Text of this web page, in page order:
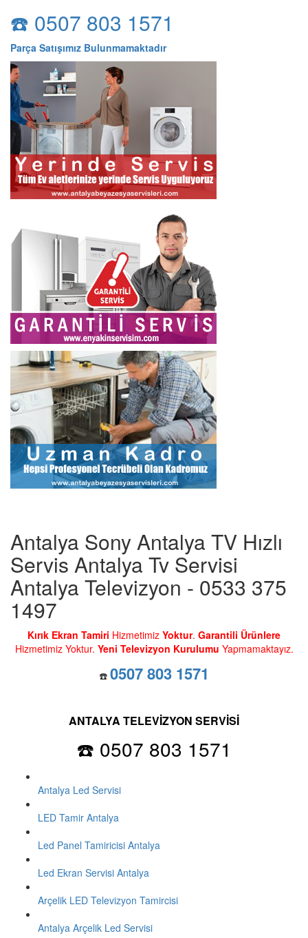
☎️ 0507 803 1571
Parça Satışımız Bulunmamaktadır
Antalya Sony Antalya TV Hızlı
Servis Antalya Tv Servisi
Antalya Televizyon - 0533 375
1497
Kırık Ekran Tamiri Hizmetimiz Yoktur. Garantili Ürünlere
Hizmetimiz Yoktur. Yeni Televizyon Kurulumu Yapmamaktayız.
☎️ 0507 803 1571
ANTALYA TELEVİZYON SERVİSİ
☎️ 0507 803 1571
Antalya Led Servisi
LED Tamir Antalya
Led Panel Tamiricisi Antalya
Led Ekran Servisi Antalya
Arçelik LED Televizyon Tamircisi
Antalya Arçelik Led Servisi